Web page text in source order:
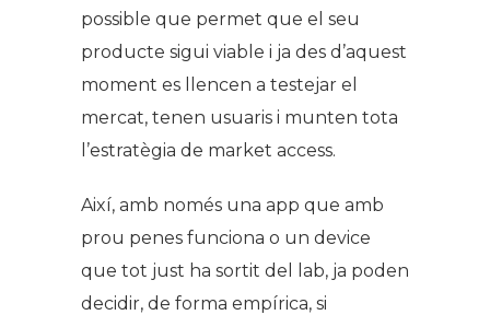
possible que permet que el seu
producte sigui viable i ja des d’aquest
moment es llencen a testejar el
mercat, tenen usuaris i munten tota
l’estratègia de market access.
Així, amb només una app que amb
prou penes funciona o un device
que tot just ha sortit del lab, ja poden
decidir, de forma empírica, si